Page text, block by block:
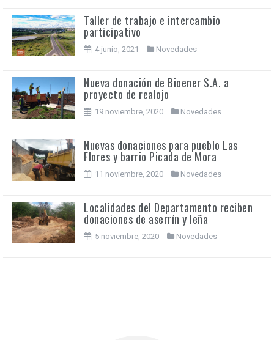
Taller de trabajo e intercambio
participativo
4 junio, 2021 Novedades
Nueva donación de Bioener S.A. a
proyecto de realojo
19 noviembre, 2020 Novedades
Nuevas donaciones para pueblo Las
Flores y barrio Picada de Mora
11 noviembre, 2020 Novedades
Localidades del Departamento reciben
donaciones de aserrín y leña
5 noviembre, 2020 Novedades